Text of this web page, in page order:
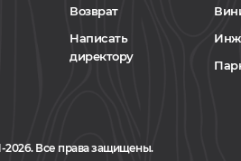
Возврат
Написать
директору
2026. Все права защищены.